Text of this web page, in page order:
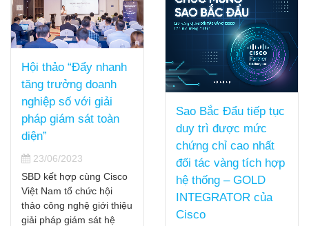
Hội thảo “Đẩy nhanh
tăng trưởng doanh
nghiệp số với giải
pháp giám sát toàn
diện”
23/06/2023
SBD kết hợp cùng Cisco
Việt Nam tổ chức hội
thảo công nghệ giới thiệu
giải pháp giám sát hệ
Sao Bắc Đẩu tiếp tục
duy trì được mức
chứng chỉ cao nhất
đối tác vàng tích hợp
hệ thống – GOLD
INTEGRATOR của
Cisco